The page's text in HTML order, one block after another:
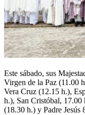
Este sábado, sus
Virgen de la Paz (11.00
Vera Cruz (12.15 h.),
h.), San Cristóbal,
(18.30 h.) y Padre Jesús